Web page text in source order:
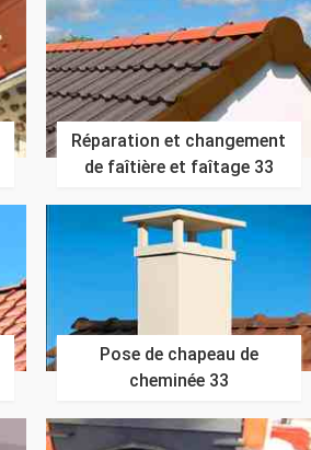
Réparation et changement
de faîtière et faîtage 33
Pose de chapeau de
cheminée 33